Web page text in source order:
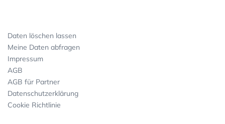
Daten löschen lassen
Meine Daten abfragen
Impressum
AGB
AGB für Partner
Datenschutzerklärung
Cookie Richtlinie